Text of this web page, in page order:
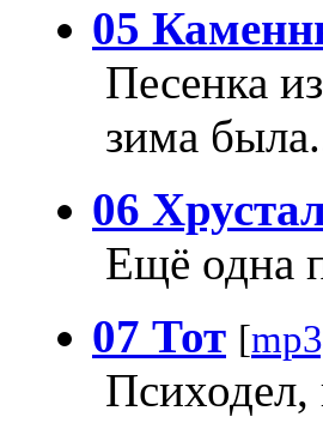
05
Песенка
зима
06
Ещё одна
07 Тот [